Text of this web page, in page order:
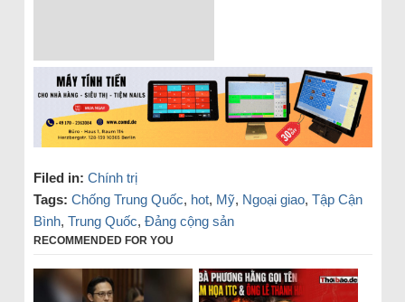
Filed in: Chính trị
Tags: Chống Trung Quốc, hot, Mỹ, Ngoại giao, Tập Cận
Bình, Trung Quốc, Đảng cộng sản
RECOMMENDED FOR YOU